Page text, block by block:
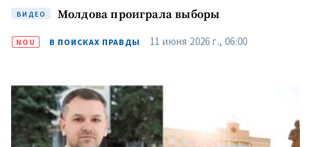
ВИДЕО Молдова проиграла выборы
NOU В ПОИСКАХ ПРАВДЫ 11 июня 2026 г., 06:00